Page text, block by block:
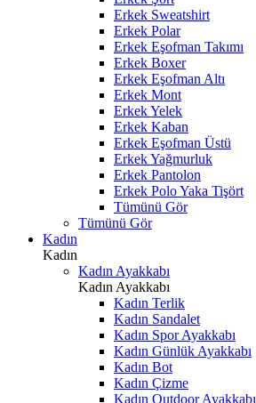
Erkek Sweatshirt
Erkek Polar
Erkek Eşofman Takımı
Erkek Boxer
Erkek Eşofman Altı
Erkek Mont
Erkek Yelek
Erkek Kaban
Erkek Eşofman Üstü
Erkek Yağmurluk
Erkek Pantolon
Erkek Polo Yaka Tişört
Tümünü Gör
Tümünü Gör
Kadın
Kadın
Kadın Ayakkabı
Kadın Ayakkabı
Kadın Terlik
Kadın Sandalet
Kadın Spor Ayakkabı
Kadın Günlük Ayakkabı
Kadın Bot
Kadın Çizme
Kadın Outdoor Ayakkabı